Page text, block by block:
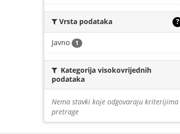
Vrsta podataka ?
Javno 1
Kategorija visokovrijednih
podataka
Nema stavki koje odgovaraju kriterijima
pretrage